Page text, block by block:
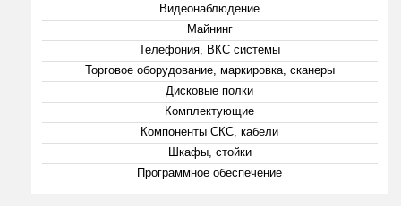
Видеонаблюдение
Майнинг
Телефония, ВКС системы
Торговое оборудование, маркировка, сканеры
Дисковые полки
Комплектующие
Компоненты СКС, кабели
Шкафы, стойки
Программное обеспечение